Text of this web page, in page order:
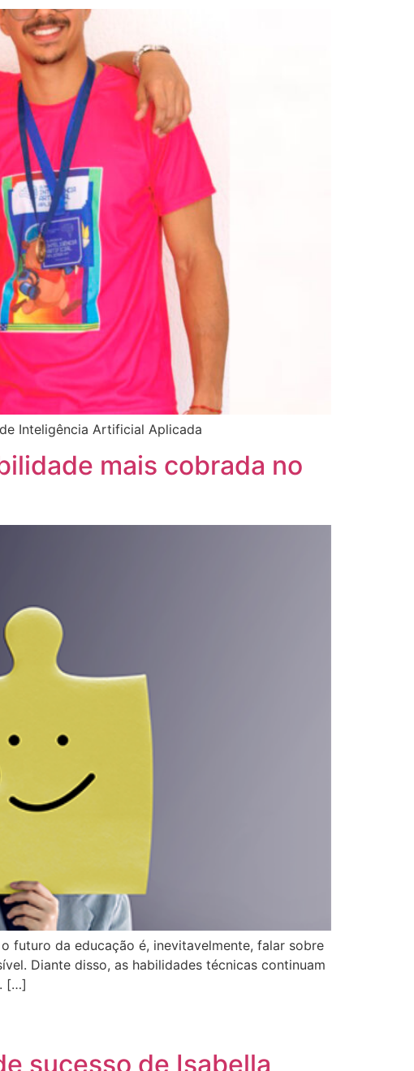
Inteligência Artificial Aplicada
mais cobrada no
da educação é, inevitavelmente, falar sobre
Diante disso, as habilidades técnicas continuam
[…]
sucesso de Isabella